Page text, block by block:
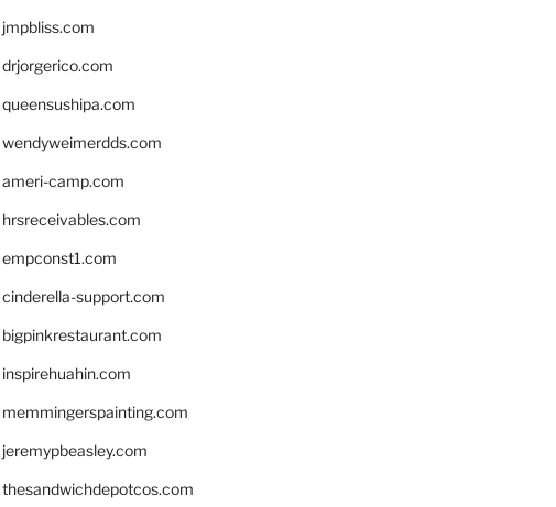
jmpbliss.com
drjorgerico.com
queensushipa.com
wendyweimerdds.com
ameri-camp.com
hrsreceivables.com
empconst1.com
cinderella-support.com
bigpinkrestaurant.com
inspirehuahin.com
memmingerspainting.com
jeremypbeasley.com
thesandwichdepotcos.com